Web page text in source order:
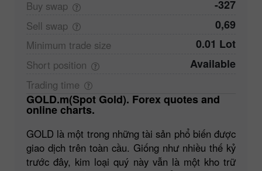
Buy swap -327
Sell swap 0,69
Minimum trade size 0.01 Lot
Short position Available
Trading time
GOLD.m(Spot Gold). Forex quotes and
online charts.
GOLD là một trong những tài sản phổ biến được
giao dịch trên toàn cầu. Giống như nhiều thế kỷ
trước đây, kim loại quý này vẫn là một kho trữ